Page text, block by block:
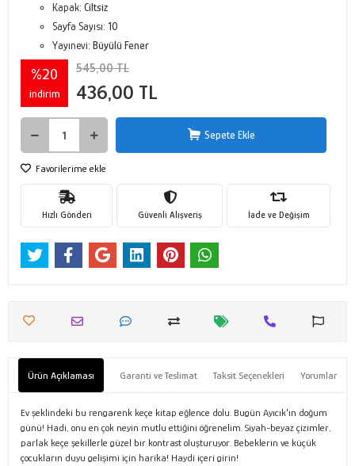
Kapak: Ciltsiz
Sayfa Sayısı: 10
Yayınevi: Büyülü Fener
%20
indirim
545,00 TL
436,00 TL
Sepete Ekle
Favorilerime ekle
Hızlı Gönderi Güvenli Alışveriş İade ve Değişim
Ürün Açıklaması Garanti ve Teslimat Taksit Seçenekleri Yorumlar
Ev şeklindeki bu rengarenk keçe kitap eğlence dolu. Bugün Ayıcık'ın doğum
günü! Hadi, onu en çok neyin mutlu ettiğini öğrenelim. Siyah-beyaz çizimler,
parlak keçe şekillerle güzel bir kontrast oluşturuyor. Bebeklerin ve küçük
çocukların duyu gelişimi için harika! Haydi içeri girin!